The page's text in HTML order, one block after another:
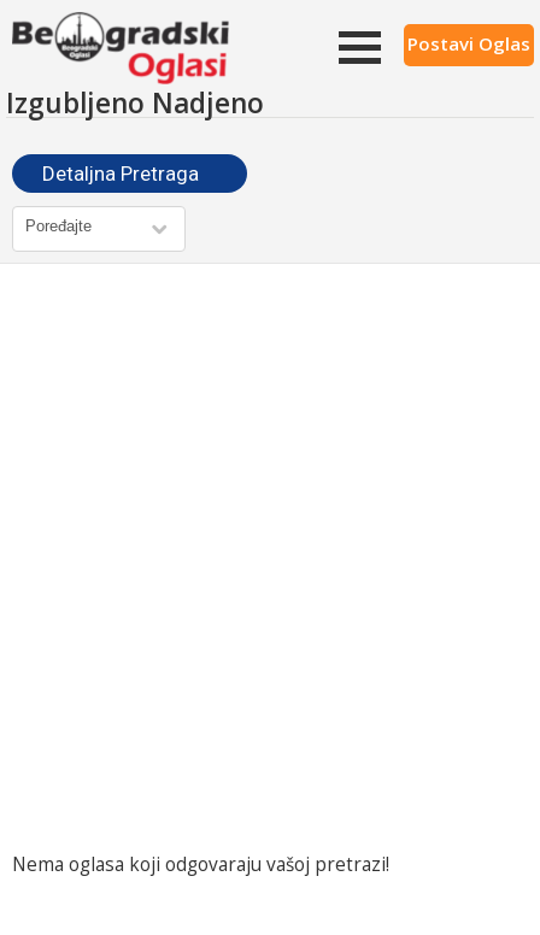
Postavi Oglas
Izgubljeno Nadjeno
Detaljna Pretraga
Nema oglasa koji odgovaraju vašoj pretrazi!